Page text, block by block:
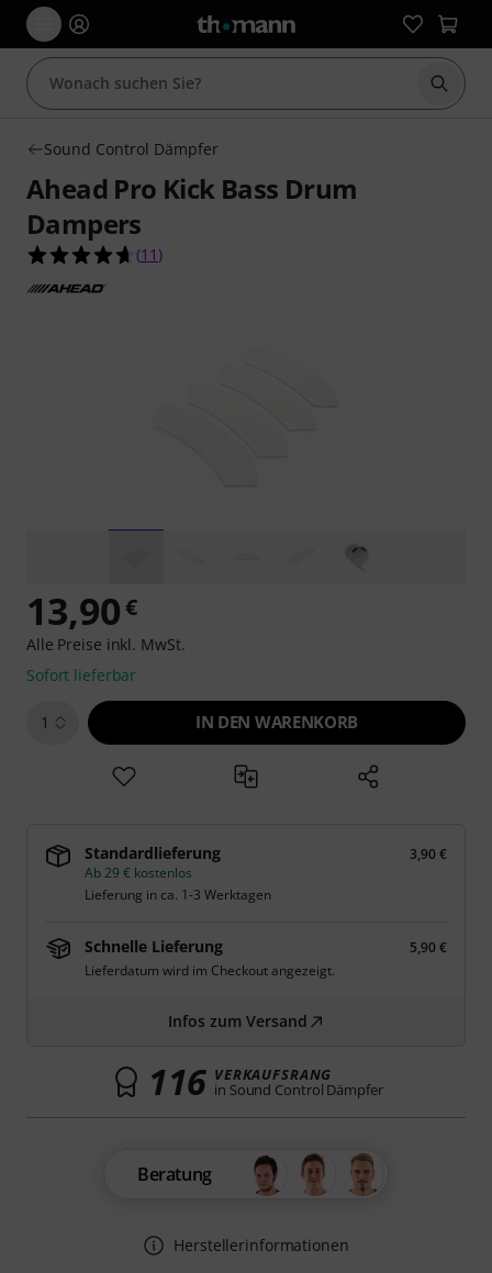
Suche
Sound Control Dämpfer
Ahead Pro Kick Bass Drum
Dampers
4.6 von 5 Sternen aus 11 Kundenbewertungen
(11 )
13,90€
Alle Preise inkl. MwSt.
Sofort lieferbar
1 IN DEN WARENKORB
Standardlieferung
3,90 €
Ab 29 € kostenlos
Lieferung in ca. 1-3 Werktagen
Schnelle Lieferung
5,90 €
Lieferdatum wird im Checkout angezeigt.
Infos zum Versand
116 VERKAUFSRANG
in Sound Control Dämpfer
Beratung
Herstellerinformationen